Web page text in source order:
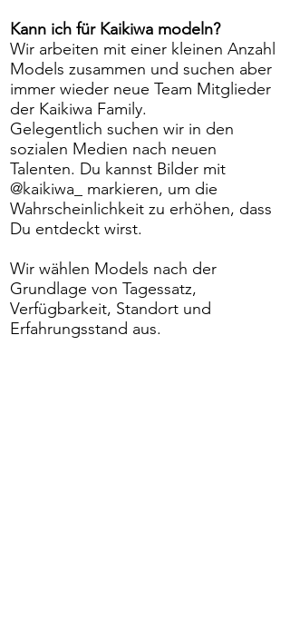
Kann ich für Kaikiwa modeln?
Wir arbeiten mit einer kleinen Anzahl
Models zusammen und suchen aber
immer wieder neue Team Mitglieder
der Kaikiwa Family.
Gelegentlich suchen wir in den
sozialen Medien nach neuen
Talenten. Du kannst Bilder mit
@kaikiwa_ markieren, um die
Wahrscheinlichkeit zu erhöhen, dass
Du entdeckt wirst.
Wir wählen Models nach der
Grundlage von Tagessatz,
Verfügbarkeit, Standort und
Erfahrungsstand aus.